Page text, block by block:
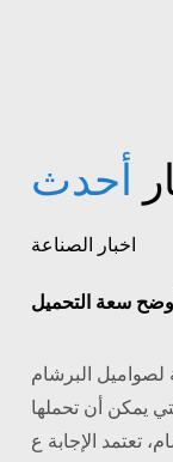
أحدث
اخبار الصناعة
سعة التحميل
لصواميل البرشام
يمكن أن تحملها